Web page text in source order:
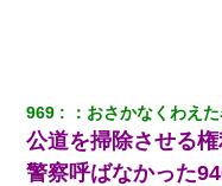
上司「何なの、この書類
てるの！」私「ですから
は」上司「言い訳しない
969 ： おさかなくわえ
公道を掃除させる
警察呼ばなかった